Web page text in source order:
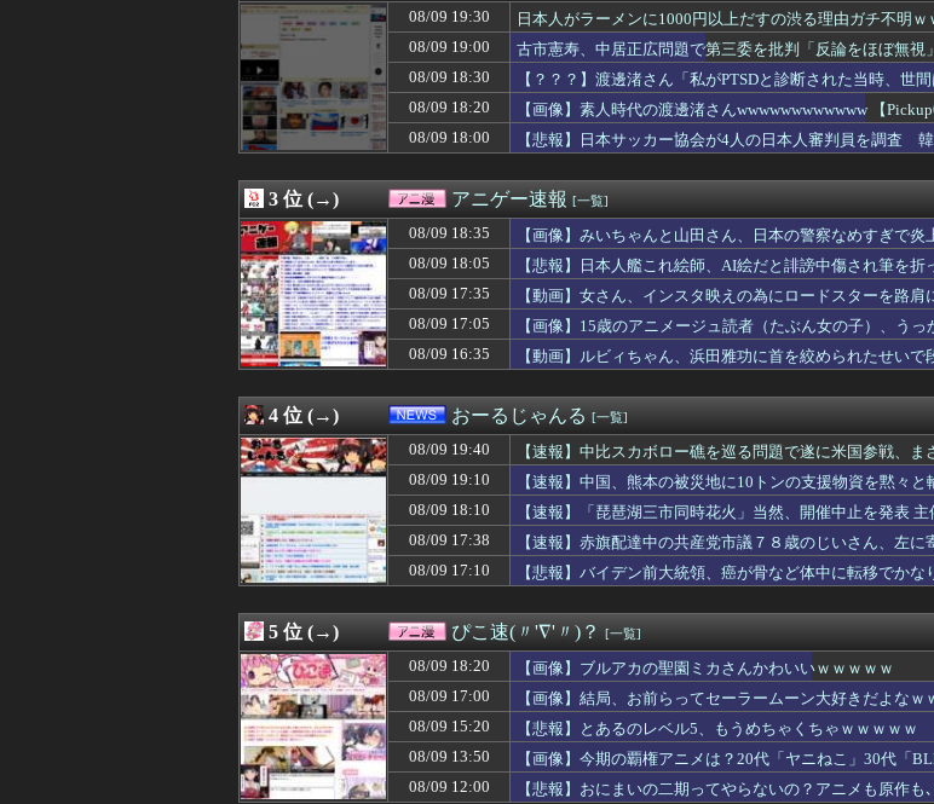
08/09 19:20
【大阪高裁】在日コリアンへの名誉棄損、泉南市議に再び賠償命令 SNS
08/09 19:19
阪神、今日負けると対セ球団では初の同一カード3連敗に
08/09 19:19
【画像】 高市早苗の名前入り包丁ｗｗｗｗｗｗｗｗｗｗｗｗｗ
08/09 19:19
【動画】令和女子さん、TikTokであたシコがとまらないｗｗｗｗｗｗｗ
08/09 19:19
【衝撃映像】日本のタクシー運転手同士の路上喧嘩、ヤクザのようだと
08/09 19:18
【朗報】ストーク所属の瀬古樹、2年ぶりのJリーグ復帰か…クラブ間で
08/09 19:15
旦那「給料は全部そっちで管理して」私「急にどうしたの？」→気づけ
08/09 19:15
彼女のまんこに異変おきたwww
08/09 19:14
【速報】山﨑天、でけえ【画像あり】
08/09 19:14
日本ハム有原航平が2戦連続完封勝利！！五十幡が七回に完全阻止の右前
08/09 19:12
【悲報】日本の警察が拳銃で凶悪犯を射殺すると「本当に正しかったの
08/09 19:12
母から『あんたの婚約者を調べた。別れなさい』と言われブチギレ。だ
08/09 19:11
【画像】キャミイの最新フィギュア(1,88000円)、ガチで作り込みがエグ
08/09 19:10
山本祐大の走者一掃のタイムリーｗｗｗｗｗｗ
08/09 19:10
【速報】中国、熊本の被災地に10トンの支援物資を黙々と輸送して中国
08/09 19:09
ぴちぴち新人！？甲斐田晴
08/09 19:09
ショートスリーパーの堀大輔さん、4時間寝てた事がバレるwwwww
08/09 19:09
熊本避難所で大工が手伝おうとしたら「勝手な事するな」と行政側に止
08/09 19:09
【悲報】仙台育英のマネージャー、首をひねっただけでウインクしたこ
08/09 19:08
【ウマ娘】ディザイアちゃんの彩はよきよね
ターン制RPGファン「ターン制にはターン制の良さがあると思います」
08/09 19:07
【8月LOH】先行のスタサポはチヨノオーとドトウどっち使ってるの？
08/09 19:06
付き合って6年の彼氏は週3～4回飲みに行くのに私との時間を作らない人
08/09 19:05
【朗報】小田さくら「私は15年間掛けてBe Aliveに寄って行った、Be A...
08/09 19:05
【画像】セブンイレブンのバイト「AIにちいかわの画像を食わせてっと
08/09 19:05
【巨人】橋上監督代行、昇格即Ｖ打の岡田悠希は「信頼して起用」
08/09 19:05
【悲報】トー横キッズ、大人に失望「相談しても、具体的に何もしてく
08/09 19:05
【動画】絶対に触ってはいけないお○ぱいが発見されてしまうｗｗｗｗｗ
08/09 19:04
【速報】声優の鈴代紗弓さんからのご報告有り
08/09 19:04
【画像あり】伝説巨神イデオンの作中で初めてイデオンガンを使用しそ
08/09 19:03
METALVERSE出演「LuckyFes’26」のセトリ＆感想
08/09 19:03
アポなし訪問を繰り返す義母に家事を手伝ってもらってたらいつの間に
08/09 19:03
【遊戯王情報】遊☆戯☆王デュエルモンスターズGX 20th Remaster第...
08/09 19:02
【朗報】むちむち女子バレー選手さん、脱いでしまう💕💕💕
08/09 19:30
日本人がラーメンに1000円以上だすの渋る理由ガチ不明ｗ
08/09 19:00
古市憲寿、中居正広問題で第三委を批判「反論をほぼ無
徹も同調
08/09 18:30
【？？？】渡邊渚さん「私がPTSDと診断された当時、世
08/09 18:20
【画像】素人時代の渡邊渚さんwwwwwwwwwwww 【
08/09 18:00
【悲報】日本サッカー協会が4人の日本人審判員を調査
3 位 (→) アニゲー速報 [一覧]
08/09 18:35
【画像】みいちゃんと山田さん、日本の警察なめすぎで
08/09 18:05
【悲報】日本人艦これ絵師、AI絵だと誹謗中傷され筆を折
08/09 17:35
【動画】女さん、インスタ映えの為にロードスターを路
wwwwwwwwwwwwwww
08/09 17:05
【画像】15歳のアニメージュ読者（たぶん女の子）、う
まれる…
08/09 16:35 【動画】ルビィちゃん、浜田雅功に首を絞められたせい
4 位 (→) おーるじゃんる [一覧]
08/09 19:40
【速報】中比スカボロー礁を巡る問題で遂に米国参戦、ま
08/09 19:10
【速報】中国、熊本の被災地に10トンの支援物資を黙々
はありがとね」
08/09 18:10
【速報】「琵琶湖三市同時花火」当然、開催中止を発表
案内で終わる
08/09 17:38
【速報】赤旗配達中の共産党市議７８歳のじいさん、左
08/09 17:10
【悲報】バイデン前大統領、癌が骨など体中に転移でか
5 位 (→) ぴこ速(〃'∇'〃)？ [一覧]
08/09 18:20
【画像】ブルアカの聖園ミカさんかわいいｗｗｗｗｗ
08/09 17:00
【画像】結局、お前らってセーラームーン大好きだよなｗ
08/09 15:20
【悲報】とあるのレベル5、もうめちゃくちゃｗｗｗｗｗ
08/09 13:50
【画像】今期の覇権アニメは？20代「ヤニねこ」30代「
08/09 12:00
【悲報】おにまいの二期ってやらないの？アニメも原作